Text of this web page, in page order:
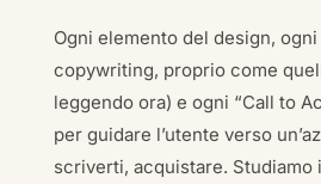
Ogni elemento del design,
copywriting, proprio come
leggendo ora) e ogni “Call to
per guidare l’utente verso
scriverti, acquistare. Studiamo